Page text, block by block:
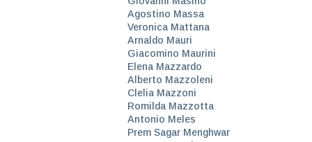
Agostino Massa
Veronica Mattana
Arnaldo Mauri
Giacomino Maurini
Elena Mazzardo
Alberto Mazzoleni
Clelia Mazzoni
Romilda Mazzotta
Antonio Meles
Prem Sagar Menghwar